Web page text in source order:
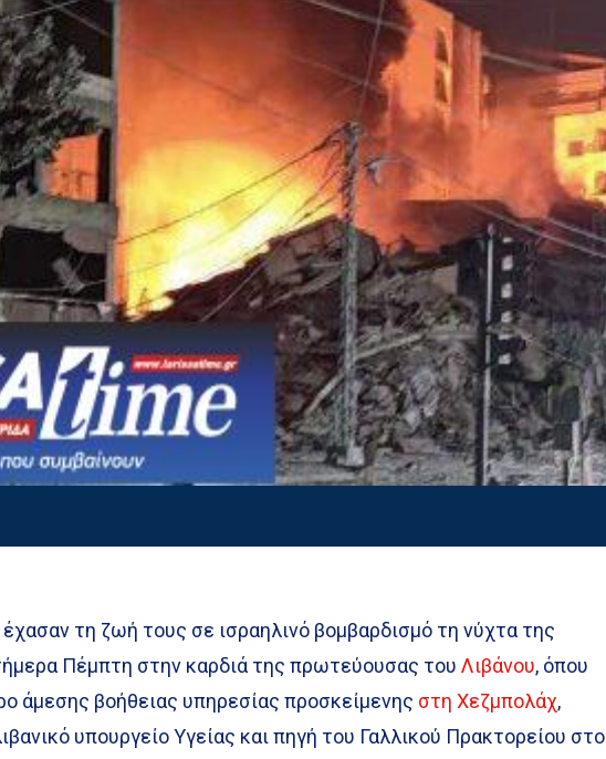
τη ζωή τους σε ισραηλινό βομβαρδισμό τη νύχτα της
Πέμπτη στην καρδιά της πρωτεύουσας τουΛιβάνου, όπου
άμεσης βοήθειας υπηρεσίας προσκείμενης στη Χεζμπολάχ,
υπουργείο Υγείας και πηγή του Γαλλικού Πρακτορείου στο